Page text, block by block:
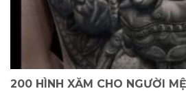
200 HÌNH XĂM CHO NGƯỜI